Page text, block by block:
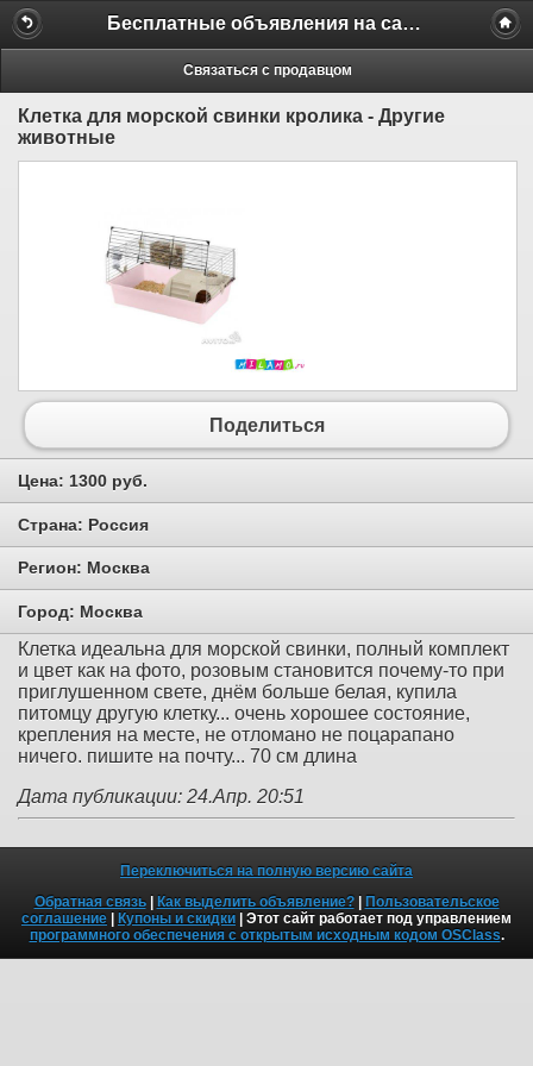
Бесплатные объявления на сайте MILAMO.ru
Связаться с продавцом
Клетка для морской свинки кролика - Другие
животные
Поделиться
Цена: 1300 руб.
Страна: Россия
Регион: Москва
Город: Москва
Клетка идеальна для морской свинки, полный комплект
и цвет как на фото, розовым становится почему-то при
приглушенном свете, днём больше белая, купила
питомцу другую клетку... очень хорошее состояние,
крепления на месте, не отломано не поцарапано
ничего. пишите на почту... 70 см длина
Дата публикации: 24.Апр. 20:51
Переключиться на полную версию сайта
Обратная связь| Как выделить объявление?| Пользовательское
соглашение | Купоны и скидки | Этот сайт работает под управлением
программного обеспечения с открытым исходным кодом OSClass.